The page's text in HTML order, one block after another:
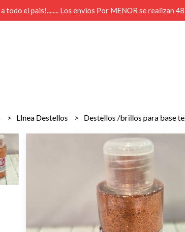
todo el pais!........ Los envios Por MENOR se realizan
LInea Destellos Destellos /brillos para base